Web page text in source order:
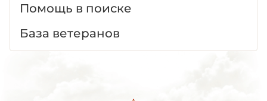
Помощь в поиске
База ветеранов